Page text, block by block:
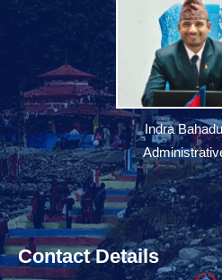
Indra
Contact Details